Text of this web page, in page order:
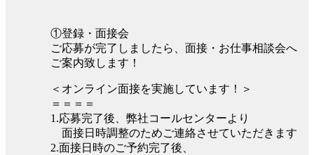
①登録・面接会
ご応募が完了しましたら、面接・お仕事相談会へ
ご案内致します！
＜オンライン面接を実施しています！＞
＝＝＝＝
1.応募完了後、弊社コールセンターより
面接日時調整のためご連絡させていただきます
2.面接日時のご予約完了後、